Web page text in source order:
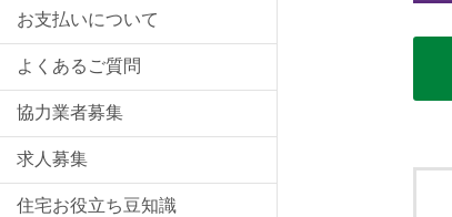
お支払いについて
よくあるご質問
協力業者募集
求人募集
住宅お役立ち豆知識